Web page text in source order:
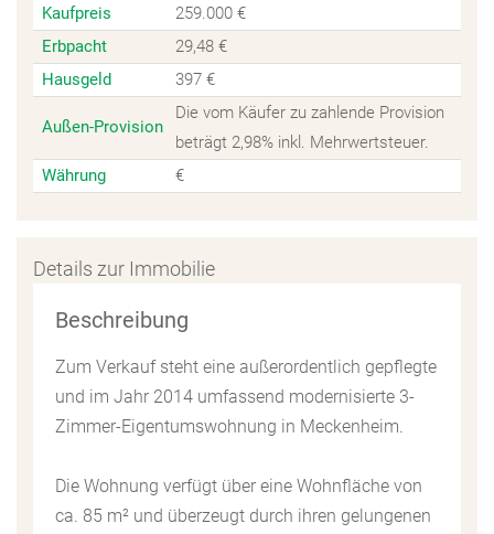
Kaufpreis
259.000 €
Erbpacht
29,48 €
Hausgeld
397 €
Außen-Provision
Die vom Käufer zu zahlende Provision
beträgt 2,98% inkl. Mehrwertsteuer.
Währung
€
Details zur Immobilie
Beschreibung
Zum Verkauf steht eine außerordentlich gepflegte
und im Jahr 2014 umfassend modernisierte 3-
Zimmer-Eigentumswohnung in Meckenheim.
Die Wohnung verfügt über eine Wohnfläche von
ca. 85 m² und überzeugt durch ihren gelungenen